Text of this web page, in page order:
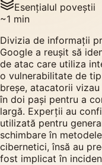
Esențialul poveștii
~1 min
Divizia de informații
Google a reușit să
de atac care utiliza
o vulnerabilitate de
breșe, atacatorii
în doi pași pentru a
largă. Experții au
utilizată pentru
schimbare în
cibernetici, însă au
fost implicat în